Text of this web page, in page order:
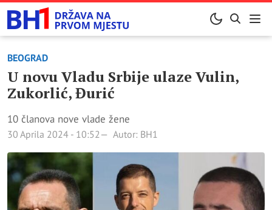
BEOGRAD
U novu Vladu Srbije ulaze Vulin,
Zukorlić, Đurić
10 članova nove vlade žene
30 Aprila 2024 - 10:52 Autor: BH1